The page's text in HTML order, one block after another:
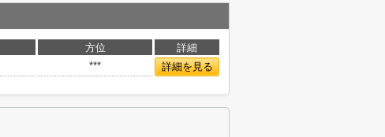
方位
詳細
*** 詳細を見る